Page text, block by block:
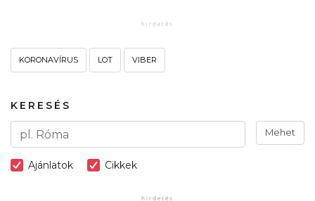
KORONAVÍRUS LOT VIBER
KERESÉS
Mehet
Ajánlatok Cikkek